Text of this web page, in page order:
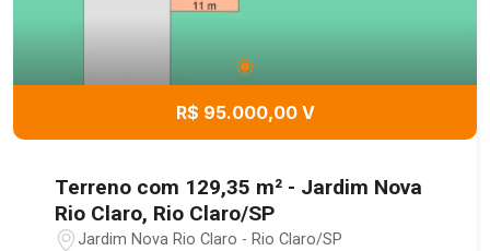
R$ 95.000,00 V
Terreno com 129,35 m² - Jardim Nova
Rio Claro, Rio Claro/SP
Jardim Nova Rio Claro - Rio Claro/SP